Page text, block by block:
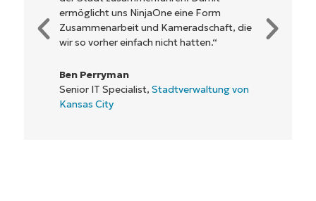
Rentabilität. Das ist für alle ein Win-win-
Geschäft.“
IT Director,Flash
Starten Sie Ihre 14-tägige